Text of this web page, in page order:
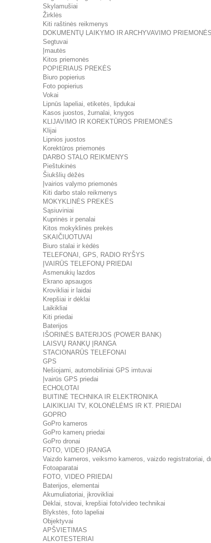
Skylamušiai
Žirklės
Kiti raštinės reikmenys
DOKUMENTŲ LAIKYMO IR ARCHYVAVIMO PRIEMONĖS
Segtuvai
Įmautės
Kitos priemonės
POPIERIAUS PREKĖS
Biuro popierius
Foto popierius
Vokai
Lipnūs lapeliai, etiketės, lipdukai
Kasos juostos, žurnalai, knygos
KLIJAVIMO IR KOREKTŪROS PRIEMONĖS
Klijai
Lipnios juostos
Korektūros priemonės
DARBO STALO REIKMENYS
Pieštukinės
Šiukšlių dėžės
Įvairios valymo priemonės
Kiti darbo stalo reikmenys
MOKYKLINĖS PREKĖS
Sąsiuviniai
Kuprinės ir penalai
Kitos mokyklinės prekės
SKAIČIUOTUVAI
Biuro stalai ir kėdės
TELEFONAI, GPS, RADIO RYŠYS
ĮVAIRŪS TELEFONŲ PRIEDAI
Asmenukių lazdos
Ekrano apsaugos
Krovikliai ir laidai
Krepšiai ir dėklai
Laikikliai
Kiti priedai
Baterijos
IŠORINĖS BATERIJOS (POWER BANK)
LAISVŲ RANKŲ ĮRANGA
STACIONARŪS TELEFONAI
GPS
Nešiojami, automobiliniai GPS imtuvai
Įvairūs GPS priedai
ECHOLOTAI
BUITINĖ TECHNIKA IR ELEKTRONIKA
LAIKIKLIAI TV, KOLONĖLĖMS IR KT. PRIEDAI
GOPRO
GoPro kameros
GoPro kamerų priedai
GoPro dronai
FOTO, VIDEO ĮRANGA
Vaizdo kameros, veiksmo kameros, vaizdo registratoriai,
Fotoaparatai
FOTO, VIDEO PRIEDAI
Baterijos, elementai
Akumuliatoriai, įkrovikliai
Dėklai, stovai, krepšiai foto/video technikai
Blykstės, foto lapeliai
Objektyvai
APŠVIETIMAS
ALKOTESTERIAI